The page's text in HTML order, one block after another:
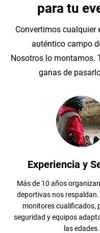
para tu
Convertimos cualquier
auténtico campo
Nosotros lo montamos.
ganas de
Experiencia y
Más de 10 años
deportivas nos
monitores cualificados,
seguridad y equipos
las edades.